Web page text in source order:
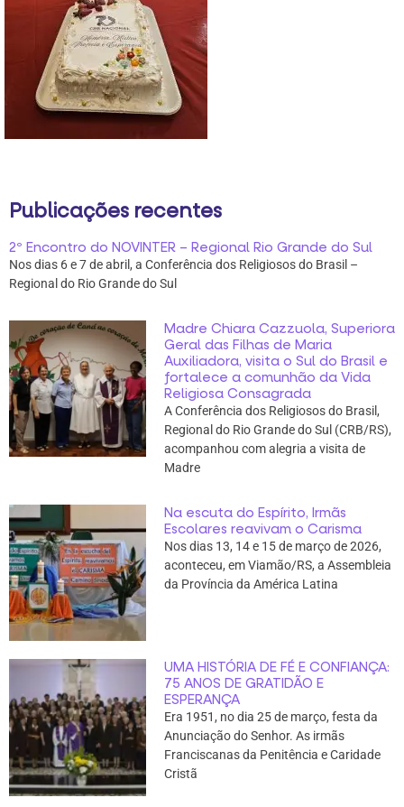
Publicações recentes
2º Encontro do NOVINTER – Regional Rio Grande do Sul
Nos dias 6 e 7 de abril, a Conferência dos Religiosos do Brasil –
Regional do Rio Grande do Sul
Madre Chiara Cazzuola, Superiora
Geral das Filhas de Maria
Auxiliadora, visita o Sul do Brasil e
fortalece a comunhão da Vida
Religiosa Consagrada
A Conferência dos Religiosos do Brasil,
Regional do Rio Grande do Sul (CRB/RS),
acompanhou com alegria a visita de
Madre
Na escuta do Espírito, Irmãs
Escolares reavivam o Carisma
Nos dias 13, 14 e 15 de março de 2026,
aconteceu, em Viamão/RS, a Assembleia
da Província da América Latina
UMA HISTÓRIA DE FÉ E CONFIANÇA:
75 ANOS DE GRATIDÃO E
ESPERANÇA
Era 1951, no dia 25 de março, festa da
Anunciação do Senhor. As irmãs
Franciscanas da Penitência e Caridade
Cristã